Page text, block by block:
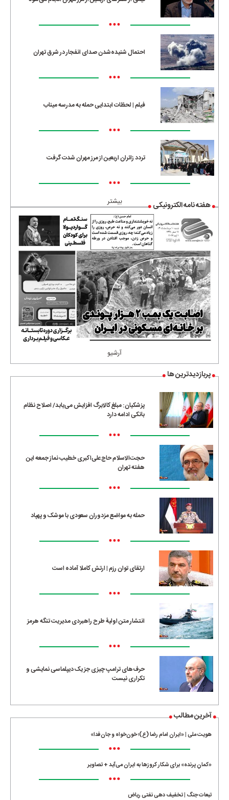
•••
احتمال شنیده‌شدن صدای انفجار در شرق تهران
•••
فیلم | لحظات ابتدایی حمله به مدرسه میناب
•••
تردد زائران اربعین از مرز مهران شدت گرفت
•••
بیشتر هفته نامه الکترونیکی
آرشیو
پربازدیدترین ها
پزشکیان: مبلغ کالابرگ افزایش می‌یابد/ اصلاح نظام
بانکی ادامه دارد
•••
حجت‌الاسلام حاج‌علی‌اکبری خطیب نماز جمعه این
هفته تهران
•••
حمله به مواضع مزدوران سعودی با موشک و پهپاد
•••
ارتقای توان رزم | ارتش کاملا آماده است
•••
انتشار متن اولیۀ طرح راهبردی مدیریت تنگه هرمز
•••
حرف‌های ترامپ چیزی جز یک دیپلماسی نمایشی و
تکراری نیست
آخرین مطالب
هویت ملی | «ایران امام رضا (ع)؛ خون‌خواه و جان‌فدا»
•••
«کمانِ پرنده» برای شکار کروزها به ایران می‌آید + تصاویر
•••
تبعات جنگ | تخفیف دهی نفتی ریاض